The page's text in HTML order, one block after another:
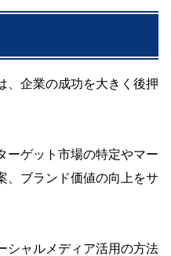
、企業の成功を大きく後押
ーゲット市場の特定やマー
、ブランド価値の向上をサ
シャルメディア活用の方法